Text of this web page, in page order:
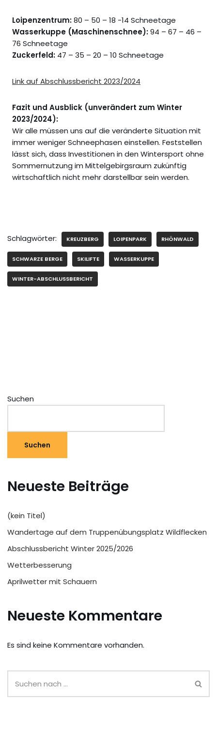
Loipenzentrum:80 – 50 – 18 -14 Schneetage
Wasserkuppe (Maschinenschnee):94 – 67 – 46 –
76 Schneetage
Zuckerfeld: 47 – 35 – 20 – 10 Schneetage
Link auf Abschlussbericht 2023/2024
Fazit und Ausblick (unverändert zum Winter
2023/2024):
Wir alle müssen uns auf die veränderte Situation mit
immer weniger Schneephasen einstellen. Feststellen
lässt sich, dass Investitionen in den Wintersport ohne
Sommernutzung im Mittelgebirgsraum zukünftig
wirtschaftlich nicht mehr darstellbar sein werden.
Schlagwörter: KREUZBERG LOIPENPARK RHÖNWALD
SCHWARZE BERGE SKILIFTE WASSERKUPPE
WINTER-ABSCHLUSSBERICHT
Suchen
Suchen
Neueste Beiträge
(kein Titel)
Wandertage auf dem Truppenübungsplatz Wildflecken
Abschlussbericht Winter 2025/2026
Wetterbesserung
Aprilwetter mit Schauern
Neueste Kommentare
Es sind keine Kommentare vorhanden.